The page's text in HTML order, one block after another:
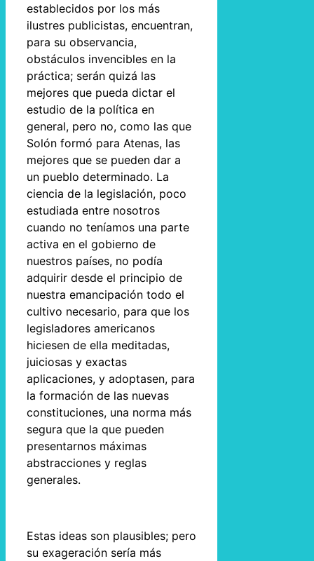
establecidos por los más
ilustres publicistas, encuentran,
para su observancia,
obstáculos invencibles en la
práctica; serán quizá las
mejores que pueda dictar el
estudio de la política en
general, pero no, como las que
Solón formó para Atenas, las
mejores que se pueden dar a
un pueblo determinado. La
ciencia de la legislación, poco
estudiada entre nosotros
cuando no teníamos una parte
activa en el gobierno de
nuestros países, no podía
adquirir desde el principio de
nuestra emancipación todo el
cultivo necesario, para que los
legisladores americanos
hiciesen de ella meditadas,
juiciosas y exactas
aplicaciones, y adoptasen, para
la formación de las nuevas
constituciones, una norma más
segura que la que pueden
presentarnos máximas
abstracciones y reglas
generales.
Estas ideas son plausibles; pero
su exageración sería más